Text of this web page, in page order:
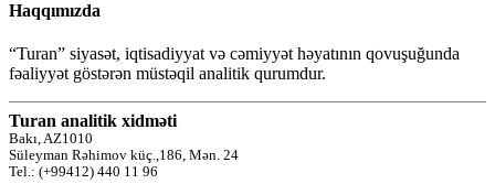
Haqqımızda
“Turan” siyasət, iqtisadiyyat və cəmiyyət həyatının qovuşuğunda
fəaliyyət göstərən müstəqil analitik qurumdur.
Turan analitik xidməti
Bakı, AZ1010
Süleyman Rəhimov küç.,186, Mən. 24
Tel.: (+99412) 440 11 96